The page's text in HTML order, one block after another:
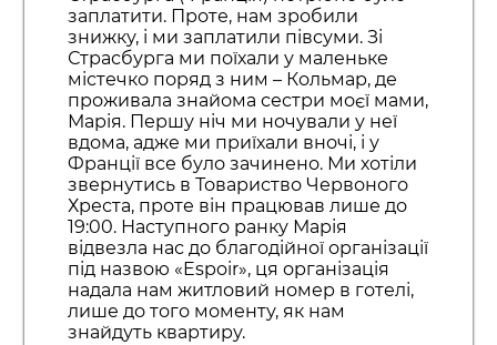
заплатити. Проте, нам зробили
знижку, і ми заплатили півсуми. Зі
Страсбурга ми поїхали у маленьке
містечко поряд з ним – Кольмар, де
проживала знайома сестри моєї мами,
Марія. Першу ніч ми ночували у неї
вдома, адже ми приїхали вночі, і у
Франції все було зачинено. Ми хотіли
звернутись в Товариство Червоного
Хреста, проте він працював лише до
19:00. Наступного ранку Марія
відвезла нас до благодійної організації
під назвою «Espoir», ця організація
надала нам житловий номер в готелі,
лише до того моменту, як нам
знайдуть квартиру.